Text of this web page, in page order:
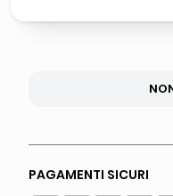
PAGAMENTI SICURI